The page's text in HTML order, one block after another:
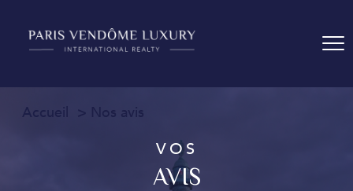
Accueil Nos avis
VOS
AVIS